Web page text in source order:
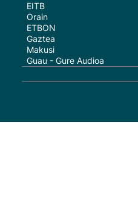
EITB
Orain
ETBON
Gaztea
Makusi
Guau - Gure Audioa